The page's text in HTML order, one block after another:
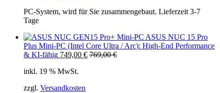
PC-System, wird für Sie zusammengebaut. Lieferzeit 3-7
Tage
ASUS NUC 15 Pro
Plus Mini-PC (Intel Core Ultra / Arc): High-End Performance
& KI-fähig 749,00 € 769,00€
inkl. 19 % MwSt.
zzgl. Versandkosten